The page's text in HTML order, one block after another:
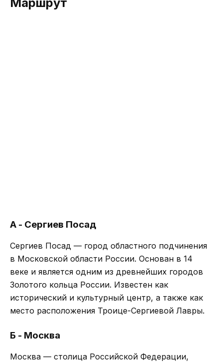
А - Сергиев Посад
Сергиев Посад — город областного подчинения
в Московской области России. Основан в 14
веке и является одним из древнейших городов
Золотого кольца России. Известен как
исторический и культурный центр, а также как
место расположения Троице-Сергиевой Лавры.
Б - Москва
Москва — столица Российской Федерации,